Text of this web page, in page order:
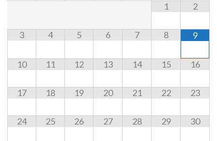
1
2
3 4 5 6 7 8 9
10 11 12 13 14 15 16
17 18 19 20 21 22 23
24 25 26 27 28 29 30